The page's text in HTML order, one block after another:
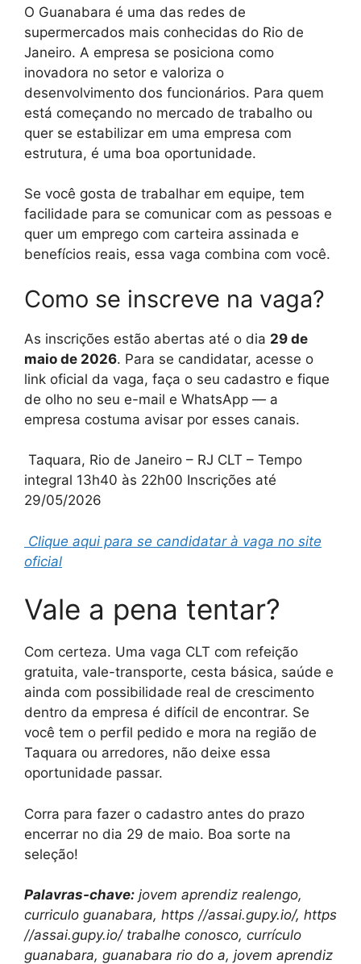
O Guanabara é uma das redes de
supermercados mais conhecidas do Rio de
Janeiro. A empresa se posiciona como
inovadora no setor e valoriza o
desenvolvimento dos funcionários. Para quem
está começando no mercado de trabalho ou
quer se estabilizar em uma empresa com
estrutura, é uma boa oportunidade.
Se você gosta de trabalhar em equipe, tem
facilidade para se comunicar com as pessoas e
quer um emprego com carteira assinada e
benefícios reais, essa vaga combina com você.
Como se inscreve na vaga?
As inscrições estão abertas até o dia 29 de
maio de 2026. Para se candidatar, acesse o
link oficial da vaga, faça o seu cadastro e fique
de olho no seu e-mail e WhatsApp — a
empresa costuma avisar por esses canais.
Taquara, Rio de Janeiro – RJ CLT – Tempo
integral 13h40 às 22h00 Inscrições até
29/05/2026
Clique aqui para se candidatar à vaga no site
oficial
Vale a pena tentar?
Com certeza. Uma vaga CLT com refeição
gratuita, vale-transporte, cesta básica, saúde e
ainda com possibilidade real de crescimento
dentro da empresa é difícil de encontrar. Se
você tem o perfil pedido e mora na região de
Taquara ou arredores, não deixe essa
oportunidade passar.
Corra para fazer o cadastro antes do prazo
encerrar no dia 29 de maio. Boa sorte na
seleção!
Palavras-chave: jovem aprendiz realengo,
curriculo guanabara, https //assai.gupy.io/, https
//assai.gupy.io/ trabalhe conosco, currículo
guanabara, guanabara rio do a, jovem aprendiz